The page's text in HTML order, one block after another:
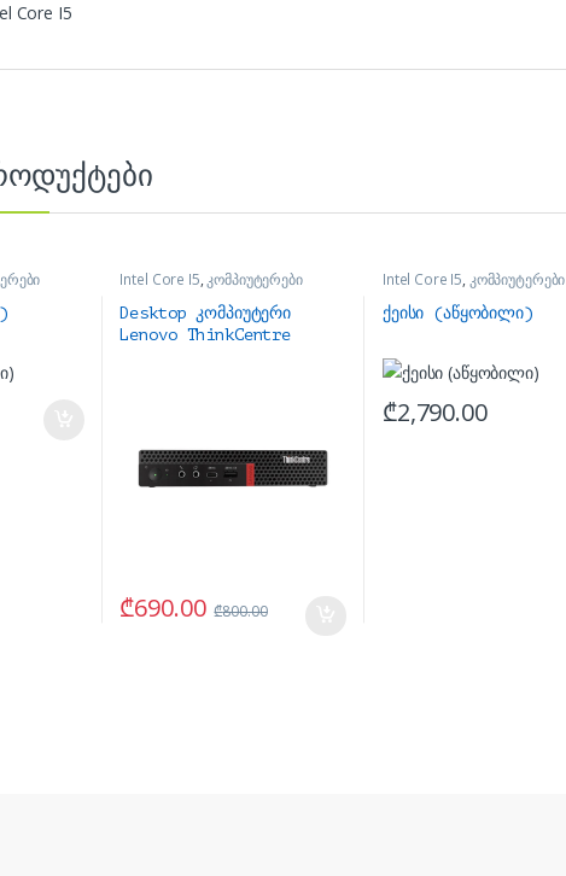
Core I5
Intel Core I5,კომპიუტერები
Desktop კომპიუტერი
Lenovo ThinkCentre
₾690.00 ₾800.00
Intel Core I5, კომპიუტერები
ქეისი (აწყობილი)
₾2,790.00